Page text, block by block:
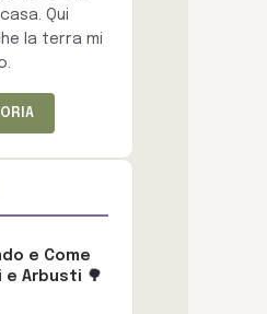
Qui
la terra mi
e Come
e Arbusti 🌳